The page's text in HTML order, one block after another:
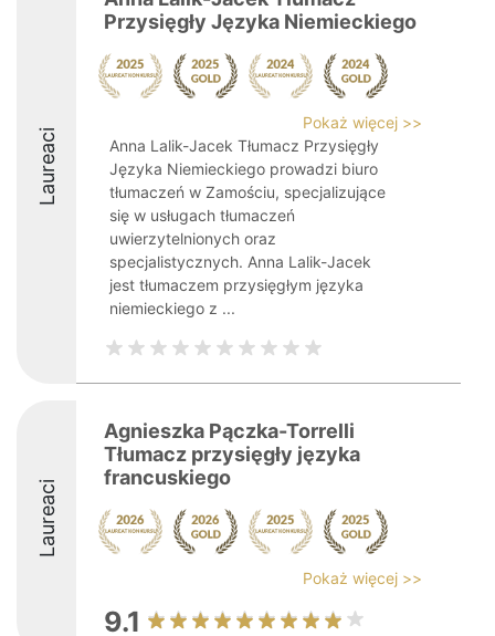
Laureaci
Przysięgły Języka Niemieckiego
Pokaż więcej >>
Anna Lalik-Jacek Tłumacz Przysięgły
Języka Niemieckiego prowadzi biuro
tłumaczeń w Zamościu, specjalizujące
się w usługach tłumaczeń
uwierzytelnionych oraz
specjalistycznych. Anna Lalik-Jacek
jest tłumaczem przysięgłym języka
niemieckiego z ...
Laureaci
Agnieszka Pączka-Torrelli
Tłumacz przysięgły języka
francuskiego
Pokaż więcej >>
9.1